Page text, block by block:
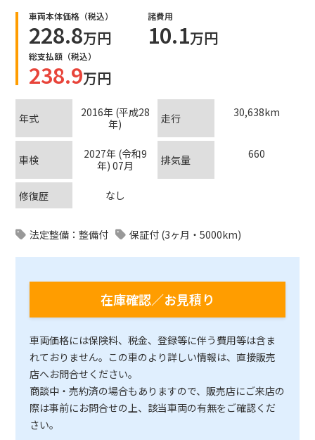
車両本体価格（税込）
228.8万円
諸費用
10.1万円
総支払額（税込）
238.9万円
年式
2016年 (平成28
年)
走行 30,638km
車検
2027年 (令和9
年) 07月
排気量 660
修復歴 なし
法定整備：整備付 保証付 (3ヶ月・5000km)
在庫確認／お見積り
車両価格には保険料、税金、登録等に伴う費用等は含ま
れておりません。この車のより詳しい情報は、直接販売
店へお問合せください。
商談中・売約済の場合もありますので、販売店にご来店の
際は事前にお問合せの上、該当車両の有無をご確認くだ
さい。